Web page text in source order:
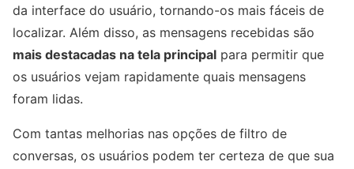
da interface do usuário, tornando-os mais fáceis de
localizar. Além disso, as mensagens recebidas são
mais destacadas na tela principal para permitir que
os usuários vejam rapidamente quais mensagens
foram lidas.
Com tantas melhorias nas opções de filtro de
conversas, os usuários podem ter certeza de que sua